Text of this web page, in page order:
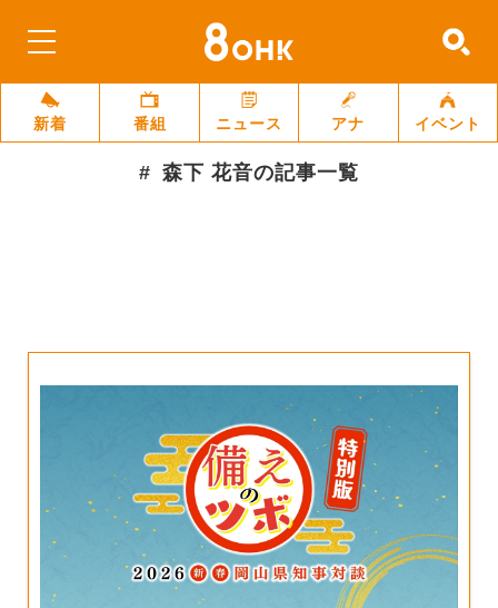
新着 番組 ニュース アナ イベント
森下 花音の記事一覧